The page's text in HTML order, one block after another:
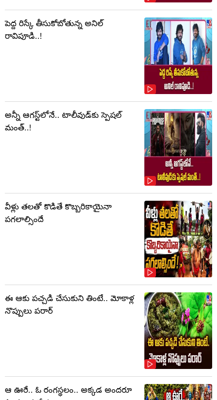
పెద్ద రిస్కే తీసుకోబోతున్న అనిల్
రావిపూడి..!
అన్నీ ఆగస్ట్‌లోనే.. టాలీవుడ్‌కు స్పెషల్
మంత్..!
వీళ్లు తలతో కొడితే కొబ్బరికాయైనా
పగలాల్సిందే
ఈ ఆకు పచ్చడి చేసుకుని తింటే.. మోకాళ్ల
నొప్పులు పరార్‌
ఆ ఊరే.. ఓ రంగస్థలం.. అక్కడ అందరూ